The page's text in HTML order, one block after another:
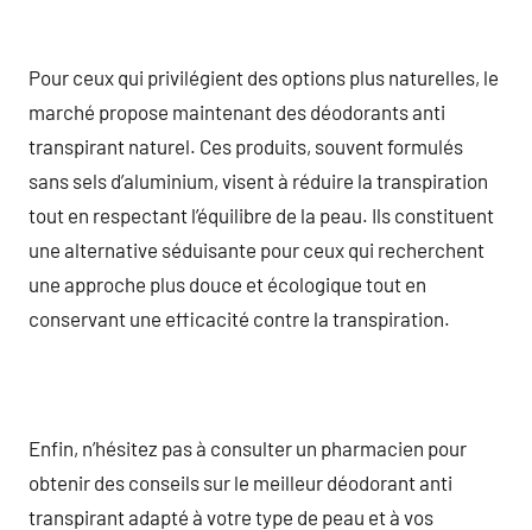
Pour ceux qui privilégient des options plus naturelles, le
marché propose maintenant des déodorants anti
transpirant naturel. Ces produits, souvent formulés
sans sels d’aluminium, visent à réduire la transpiration
tout en respectant l’équilibre de la peau. Ils constituent
une alternative séduisante pour ceux qui recherchent
une approche plus douce et écologique tout en
conservant une efficacité contre la transpiration.
Enfin, n’hésitez pas à consulter un pharmacien pour
obtenir des conseils sur le meilleur déodorant anti
transpirant adapté à votre type de peau et à vos